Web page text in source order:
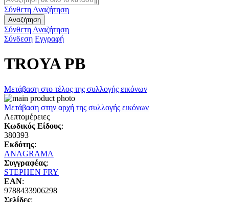
Σύνθετη Αναζήτηση
Αναζήτηση
Σύνθετη Αναζήτηση
Σύνδεση Εγγραφή
TROYA PB
Μετάβαση στο τέλος της συλλογής εικόνων
Μετάβαση στην αρχή της συλλογής εικόνων
Λεπτομέρειες
Κωδικός Είδους:
380393
Εκδότης:
ANAGRAMA
Συγγραφέας:
STEPHEN FRY
EAN:
9788433906298
Σελίδες: